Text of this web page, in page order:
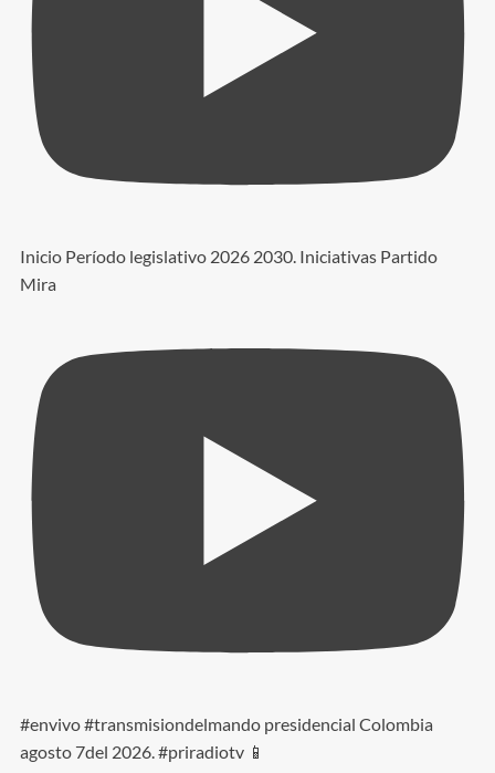
Inicio Período legislativo 2026 2030. Iniciativas Partido
Mira
#envivo #transmisiondelmando presidencial Colombia
agosto 7del 2026. #priradiotv 📱